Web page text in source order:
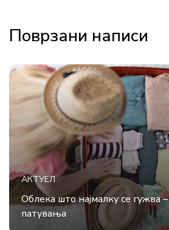
Поврзани написи
АКТУЕЛ
Облека што најмалку се гужва
патувања